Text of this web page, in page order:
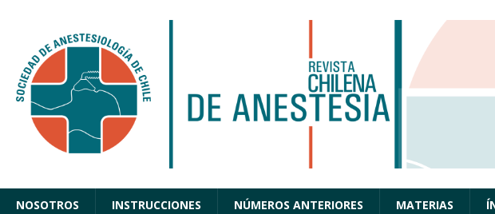
NOSOTROS INSTRUCCIONES NÚMEROS ANTERIORES MATERIAS